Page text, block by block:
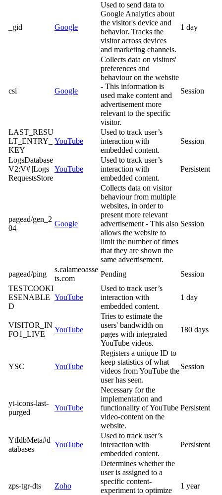
_gid Google
Used to send data to
Google Analytics about
the visitor's device and
behavior. Tracks the
visitor across devices
and marketing channels.
1 day
csi Google
Collects data on visitors'
preferences and
behaviour on the website
- This information is
used make content and
advertisement more
relevant to the specific
visitor.
Session
LAST_RESU
LT_ENTRY_
KEY
YouTube
Used to track user’s
interaction with
embedded content.
Session
LogsDatabase
V2:V#||Logs
RequestsStore
YouTube
Used to track user’s
interaction with
embedded content.
Persistent
pagead/gen_2
04
Google
Collects data on visitor
behaviour from multiple
websites, in order to
present more relevant
advertisement - This also
allows the website to
limit the number of times
that they are shown the
same advertisement.
Session
pagead/ping
s.calameoasse
ts.com
Pending
Session
TESTCOOKI
ESENABLE
D
YouTube
Used to track user’s
interaction with
embedded content.
1 day
VISITOR_IN
FO1_LIVE
YouTube
Tries to estimate the
users' bandwidth on
pages with integrated
YouTube videos.
180 days
YSC YouTube
Registers a unique ID to
keep statistics of what
videos from YouTube the
user has seen.
Session
yt-icons-last-
purged
YouTube
Necessary for the
implementation and
functionality of YouTube
video-content on the
website.
Persistent
YtIdbMeta#d
atabases
YouTube
Used to track user’s
interaction with
embedded content.
Persistent
zps-tgr-dts Zoho
Determines whether the
user is assigned to a
specific content-
experiment to optimize
1 year